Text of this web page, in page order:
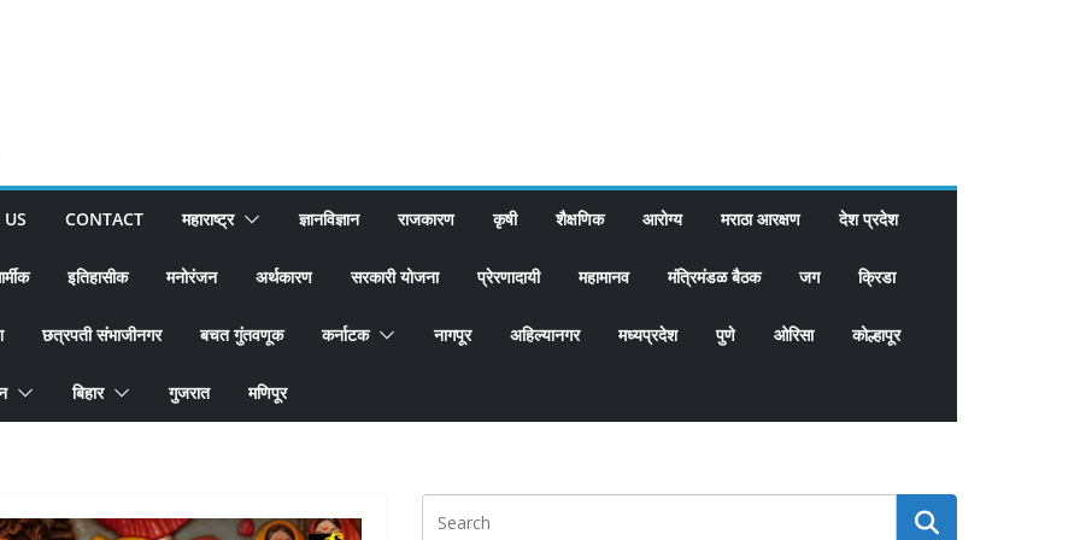
CONTACT महाराष्ट्र ज्ञानविज्ञान राजकारण कृषी शैक्षणिक आरोग्य मराठा आरक्षण देश प्रदेश
इतिहासीक मनोरंजन अर्थकारण सरकारी योजना प्रेरणादायी महामानव मंत्रिमंडळ बैठक जग क्रिडा
छत्रपती संभाजीनगर बचत गुंतवणूक कर्नाटक नागपूर अहिल्यानगर मध्यप्रदेश पुणे ओरिसा कोल्हापूर
बिहार गुजरात मणिपूर